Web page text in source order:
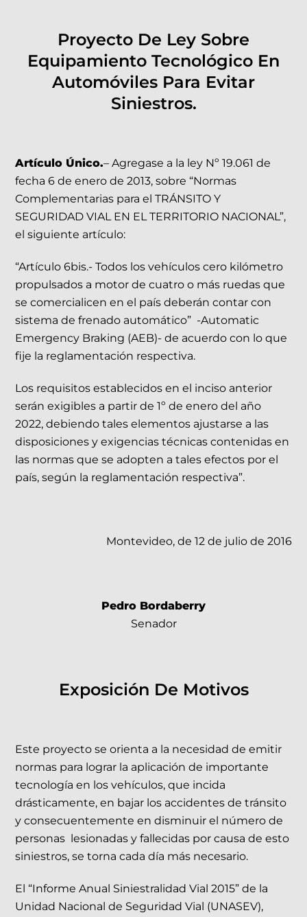
Proyecto De Ley Sobre
Equipamiento Tecnológico En
Automóviles Para Evitar
Siniestros.
Artículo Único.– Agregase a la ley Nº 19.061 de
fecha 6 de enero de 2013, sobre “Normas
Complementarias para el TRÁNSITO Y
SEGURIDAD VIAL EN EL TERRITORIO NACIONAL”,
el siguiente artículo:
“Artículo 6bis.- Todos los vehículos cero kilómetro
propulsados a motor de cuatro o más ruedas que
se comercialicen en el país deberán contar con
sistema de frenado automático” -Automatic
Emergency Braking (AEB)- de acuerdo con lo que
fije la reglamentación respectiva.
Los requisitos establecidos en el inciso anterior
serán exigibles a partir de 1º de enero del año
2022, debiendo tales elementos ajustarse a las
disposiciones y exigencias técnicas contenidas en
las normas que se adopten a tales efectos por el
país, según la reglamentación respectiva”.
Montevideo, de 12 de julio de 2016
Pedro Bordaberry
Senador
Exposición De Motivos
Este proyecto se orienta a la necesidad de emitir
normas para lograr la aplicación de importante
tecnología en los vehículos, que incida
drásticamente, en bajar los accidentes de tránsito
y consecuentemente en disminuir el número de
personas lesionadas y fallecidas por causa de esto
siniestros, se torna cada día más necesario.
El “Informe Anual Siniestralidad Vial 2015” de la
Unidad Nacional de Seguridad Vial (UNASEV),